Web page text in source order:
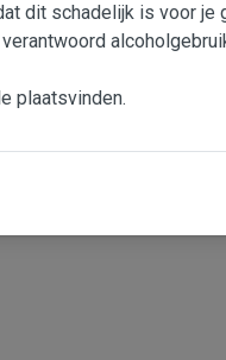
dit schadelijk is voor je
plaatsvinden.